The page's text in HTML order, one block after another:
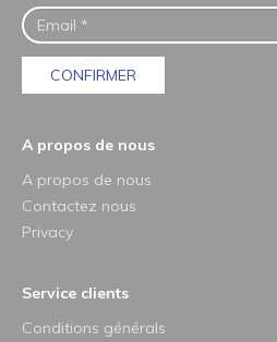
CONFIRMER
A propos de nous
A propos de nous
Contactez nous
Privacy
Service clients
Conditions générals